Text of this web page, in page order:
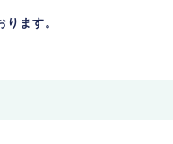
ます。